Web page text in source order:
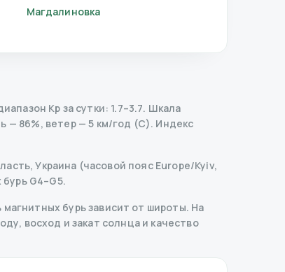
Магдалиновка
Kp за сутки: 1.7–3.7. Шкала
— 86%, ветер — 5 км/год (С). Индекс
Украина (часовой пояс Europe/Kyiv,
G4–G5.
бурь зависит от широты. На
восход и закат солнца и качество